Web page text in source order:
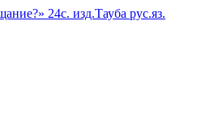
24с. изд.Тауба рус.яз.